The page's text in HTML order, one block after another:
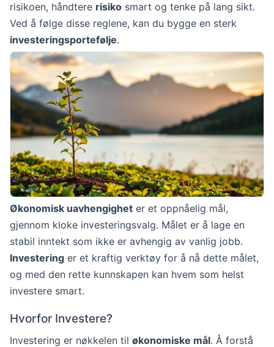
risikoen, håndtere risiko smart og tenke på lang sikt.
Ved å følge disse reglene, kan du bygge en sterk
investeringsportefølje.
Økonomisk uavhengighet er et oppnåelig mål,
gjennom kloke investeringsvalg. Målet er å lage en
stabil inntekt som ikke er avhengig av vanlig jobb.
Investering er et kraftig verktøy for å nå dette målet,
og med den rette kunnskapen kan hvem som helst
investere smart.
Hvorfor Investere?
Investering er nøkkelen til økonomiske mål. Å forstå